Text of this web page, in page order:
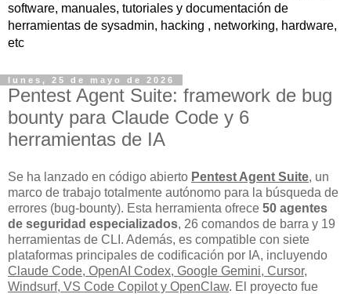
software, manuales, tutoriales y documentación de
herramientas de sysadmin, hacking , networking, hardware,
etc
lunes, 25 de mayo de 2026
Pentest Agent Suite: framework de bug
bounty para Claude Code y 6
herramientas de IA
Se ha lanzado en código abierto Pentest Agent Suite, un
marco de trabajo totalmente autónomo para la búsqueda de
errores (bug-bounty). Esta herramienta ofrece 50 agentes
de seguridad especializados, 26 comandos de barra y 19
herramientas de CLI. Además, es compatible con siete
plataformas principales de codificación por IA, incluyendo
Claude Code, OpenAI Codex, Google Gemini, Cursor,
Windsurf, VS Code Copilot y OpenClaw. El proyecto fue